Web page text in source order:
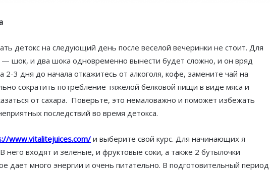
детокс на следующий день после веселой вечеринки не стоит. Для
— шок, и два шока одновременно вынести будет сложно, и он вряд
2-3 дня до начала откажитесь от алкоголя, кофе, замените чай на
сократить потребление тяжелой белковой пищи в виде мяса и
от сахара. Поверьте, это немаловажно и поможет избежать
последствий во время детокса.
www.vitalitejuices.com/ и выберите свой курс. Для начинающих я
входят и зеленые, и фруктовые соки, а также 2 бутылочки
дает много энергии и очень питательно. В подготовительный период